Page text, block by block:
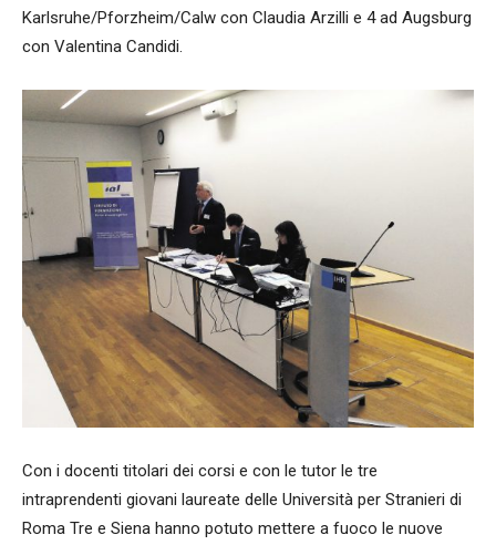
Karlsruhe/Pforzheim/Calw con Claudia Arzilli e 4 ad Augsburg
con Valentina Candidi.
Con i docenti titolari dei corsi e con le tutor le tre
intraprendenti giovani laureate delle Università per Stranieri di
Roma Tre e Siena hanno potuto mettere a fuoco le nuove